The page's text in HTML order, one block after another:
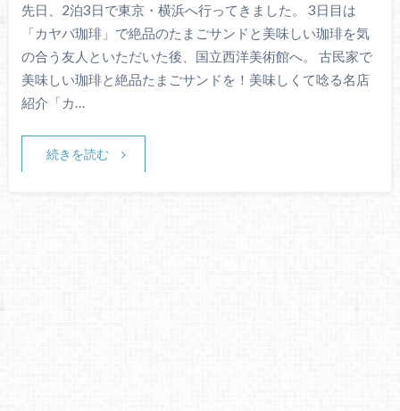
先日、2泊3日で東京・横浜へ行ってきました。 3日目は
「カヤバ珈琲」で絶品のたまごサンドと美味しい珈琲を気
の合う友人といただいた後、国立西洋美術館へ。 古民家で
美味しい珈琲と絶品たまごサンドを！美味しくて唸る名店
紹介「カ…
続きを読む